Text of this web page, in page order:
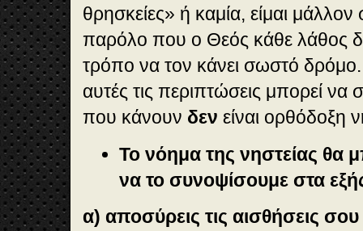
θρησκείες» ή καμία, είμαι
παρόλο που ο Θεός κάθε λάθος
τρόπο να τον κάνει σωστό
αυτές τις περιπτώσεις μπορεί
που κάνουν δεν είναι ορθόδοξη
Το νόημα της νηστείας θα
να το συνοψίσουμε στα
α) αποσύρεις τις αισθήσεις σου